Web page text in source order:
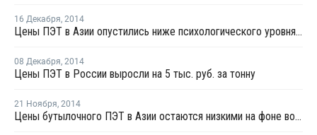
16 Декабря, 2014
Цены ПЭТ в Азии опустились ниже психологического уровня в USD1 000 за тонну, FOB
08 Декабря, 2014
Цены ПЭТ в России выросли на 5 тыс. руб. за тонну
21 Ноября, 2014
Цены бутылочного ПЭТ в Азии остаются низкими на фоне волатильности цен сырья